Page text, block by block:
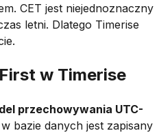
CET jest niejednoznaczny
letni. Dlatego Timerise
w Timerise
przechowywania UTC-
bazie danych jest zapisany